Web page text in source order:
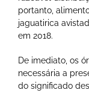
portanto,
jaguatirica
em 2018.
De imediato, os
necessária a
do significado